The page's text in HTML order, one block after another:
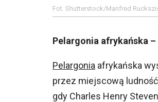
Fot. Shutterstock/Manfred
Pelargonia afrykańska –
Pelargonia afrykańska
przez miejscową ludność
gdy Charles Henry